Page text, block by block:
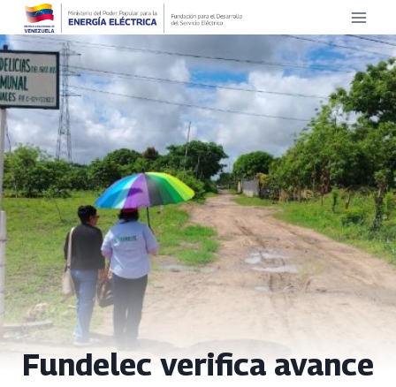
Saltar
contenido
Fundelec verifica avance